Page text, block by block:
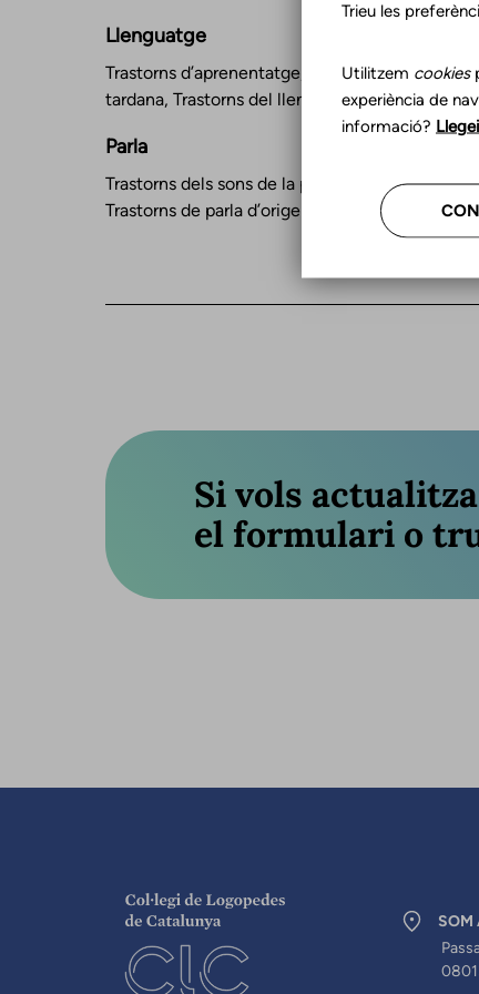
Llenguatge
Trastorns d’aprenentatge, Bilingüisme
tardana, Trastorns del llenguatge infantil
Parla
Trastorns dels sons de la parla, Apraxia de la
Trastorns de parla d’origen orgànic, Disàrtria
Si vols
el formulari o
SOM
Trieu les
Utilitzem cookies
experiència de
informació?